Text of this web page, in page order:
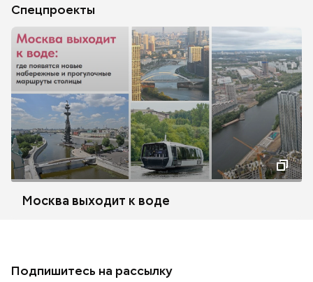
Спецпроекты
Москва выходит к воде
Подпишитесь на рассылку